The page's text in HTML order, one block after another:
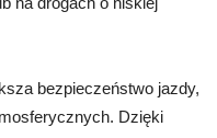
bezpieczeństwo jazdy,
Dzięki